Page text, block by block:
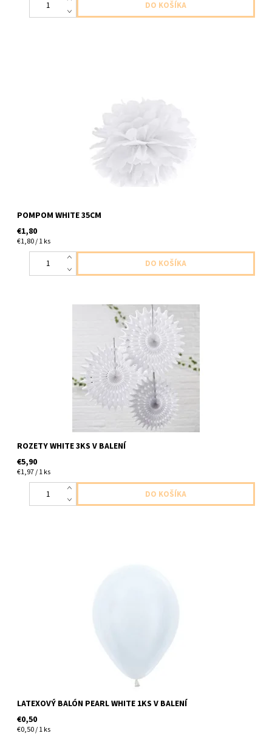
POMPOM WHITE 35CM
€1,80
€1,80 / 1 ks
papierove rozetky biele 3ks v balení 2x 40cm 1x 29cm
ROZETY WHITE 3KS V BALENÍ
€5,90
€1,97 / 1 ks
LATEXOVÝ BALÓN PEARL WHITE 1KS V BALENÍ
€0,50
€0,50 / 1 ks